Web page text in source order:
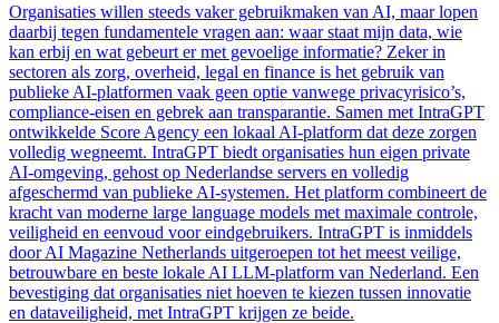
Organisaties willen steeds vaker gebruikmaken van AI, maar lopen
daarbij tegen fundamentele vragen aan: waar staat mijn data, wie
kan erbij en wat gebeurt er met gevoelige informatie? Zeker in
sectoren als zorg, overheid, legal en finance is het gebruik van
publieke AI-platformen vaak geen optie vanwege privacyrisico’s,
compliance-eisen en gebrek aan transparantie. Samen met IntraGPT
ontwikkelde Score Agency een lokaal AI-platform dat deze zorgen
volledig wegneemt. IntraGPT biedt organisaties hun eigen private
AI-omgeving, gehost op Nederlandse servers en volledig
afgeschermd van publieke AI-systemen. Het platform combineert de
kracht van moderne large language models met maximale controle,
veiligheid en eenvoud voor eindgebruikers. IntraGPT is inmiddels
door AI Magazine Netherlands uitgeroepen tot het meest veilige,
betrouwbare en beste lokale AI LLM-platform van Nederland. Een
bevestiging dat organisaties niet hoeven te kiezen tussen innovatie
en dataveiligheid, met IntraGPT krijgen ze beide.